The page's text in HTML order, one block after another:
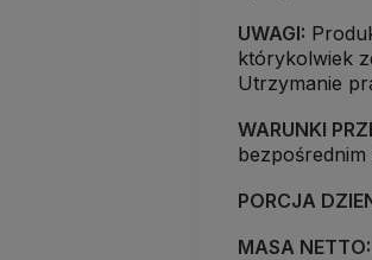
UWAGI:
którykolwiek
Utrzymanie
WARUNKI
bezpośrednim
PORCJA
MASA NETTO: